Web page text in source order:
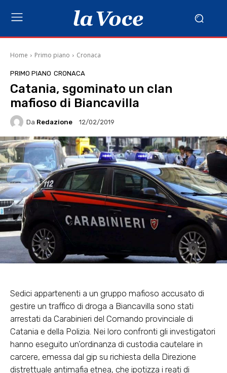
Home Primo piano Cronaca
PRIMO PIANO CRONACA
Catania, sgominato un clan
mafioso di Biancavilla
Da Redazione 12/02/2019
Sedici appartenenti a un gruppo mafioso accusato di
gestire un traffico di droga a Biancavilla sono stati
arrestati da Carabinieri del Comando provinciale di
Catania e della Polizia. Nei loro confronti gli investigatori
hanno eseguito un’ordinanza di custodia cautelare in
carcere, emessa dal gip su richiesta della Direzione
distrettuale antimafia etnea, che ipotizza i reati di